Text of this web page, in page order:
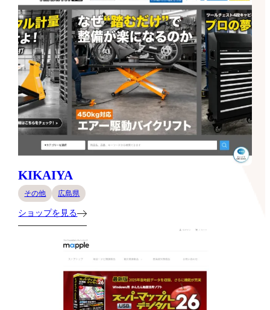
KIKAIYA
その他 広島県
ショップを見る